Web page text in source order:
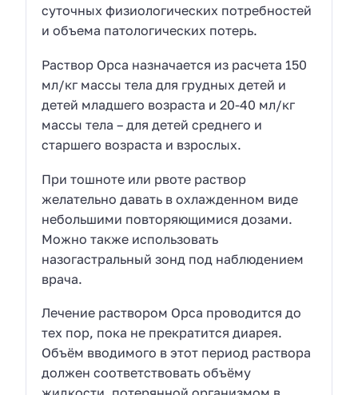
суточных физиологических потребностей
и объема патологических потерь.
Раствор Орса назначается из расчета 150
мл/кг массы тела для грудных детей и
детей младшего возраста и 20-40 мл/кг
массы тела – для детей среднего и
старшего возраста и взрослых.
При тошноте или рвоте раствор
желательно давать в охлажденном виде
небольшими повторяющимися дозами.
Можно также использовать
назогастральный зонд под наблюдением
врача.
Лечение раствором Орса проводится до
тех пор, пока не прекратится диарея.
Объём вводимого в этот период раствора
должен соответствовать объёму